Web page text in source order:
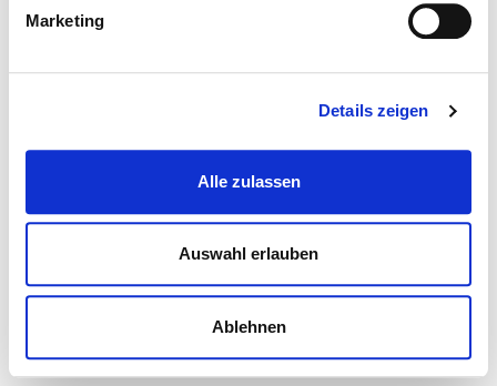
Marketing
Details zeigen
Alle zulassen
Auswahl erlauben
Ablehnen